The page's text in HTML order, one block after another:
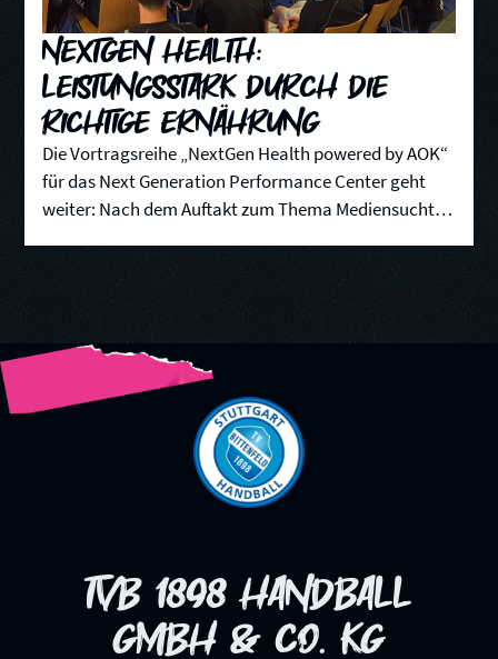
NextGen Health:
Leistungsstark durch die
richtige Ernährung
Die Vortragsreihe „NextGen Health powered by AOK“
für das Next Generation Performance Center geht
weiter: Nach dem Auftakt zum Thema Mediensucht
und Energieversorgung auf dem Programm.
TVB 1898 HANDBALL
GMBH & CO. KG